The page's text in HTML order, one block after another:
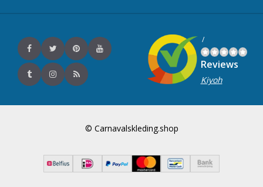
/
Reviews
Kiyoh
© Carnavalskleding.shop